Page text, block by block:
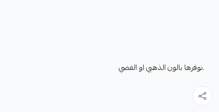
.نوفرها بالون الذهبي او الفضي